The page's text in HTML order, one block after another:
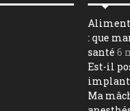
: que
santé 6
Est-il
implant
Ma